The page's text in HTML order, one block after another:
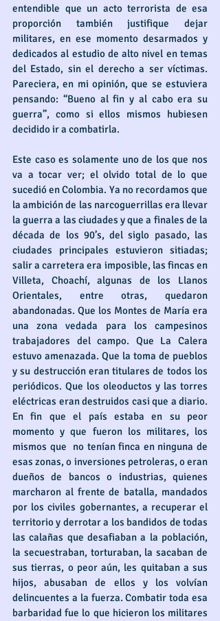
entendible que un acto terrorista de esa
proporción también justifique dejar
militares, en ese momento desarmados y
dedicados al estudio de alto nivel en temas
del Estado, sin el derecho a ser víctimas.
Pareciera, en mi opinión, que se estuviera
pensando: “Bueno al fin y al cabo era su
guerra”, como si ellos mismos hubiesen
decidido ir a combatirla.
Este caso es solamente uno de los que nos
va a tocar ver; el olvido total de lo que
sucedió en Colombia. Ya no recordamos que
la ambición de las narcoguerrillas era llevar
la guerra a las ciudades y que a finales de la
década de los 90’s, del siglo pasado, las
ciudades principales estuvieron sitiadas;
salir a carretera era imposible, las fincas en
Villeta, Choachí, algunas de los Llanos
Orientales, entre otras, quedaron
abandonadas. Que los Montes de María era
una zona vedada para los campesinos
trabajadores del campo. Que La Calera
estuvo amenazada. Que la toma de pueblos
y su destrucción eran titulares de todos los
periódicos. Que los oleoductos y las torres
eléctricas eran destruidos casi que a diario.
En fin que el país estaba en su peor
momento y que fueron los militares, los
mismos que  no tenían finca en ninguna de
esas zonas, o inversiones petroleras, o eran
dueños de bancos o industrias, quienes
marcharon al frente de batalla, mandados
por los civiles gobernantes, a recuperar el
territorio y derrotar a los bandidos de todas
las calañas que desafiaban a la población,
la secuestraban, torturaban, la sacaban de
sus tierras, o peor aún, les quitaban a sus
hijos, abusaban de ellos y los volvían
delincuentes a la fuerza. Combatir toda esa
barbaridad fue lo que hicieron los militares